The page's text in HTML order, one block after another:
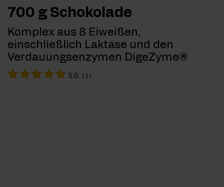
700 g Schokolade
Komplex aus 8 Eiweißen,
einschließlich Laktase und den
Verdauungsenzymen DigeZyme®
5.0 ( 2 )